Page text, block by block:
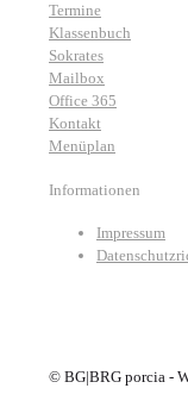
Termine
Klassenbuch
Sokrates
Mailbox
Office 365
Kontakt
Menüplan
Informationen
Impressum
© BG|BRG porcia -